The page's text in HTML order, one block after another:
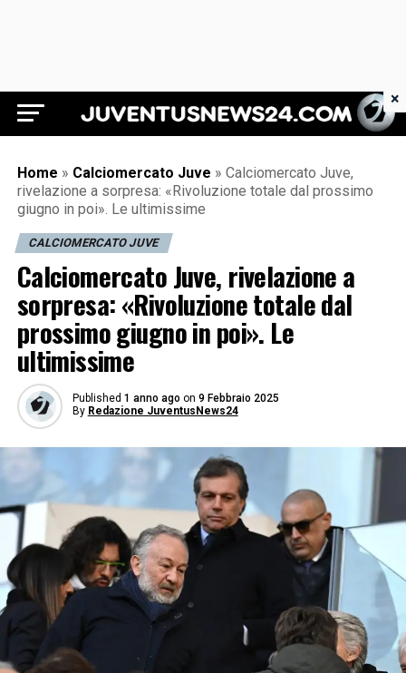
Juventus News 24
Home » Calciomercato Juve » Calciomercato Juve,
rivelazione a sorpresa: «Rivoluzione totale dal prossimo
giugno in poi». Le ultimissime
CALCIOMERCATO JUVE
Calciomercato Juve, rivelazione a
sorpresa: «Rivoluzione totale dal
prossimo giugno in poi». Le
ultimissime
Published 1 anno ago on 9 Febbraio 2025
By Redazione JuventusNews24
×